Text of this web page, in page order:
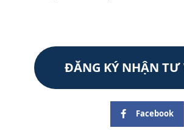
ĐĂNG KÝ NHẬN TƯ
Facebook